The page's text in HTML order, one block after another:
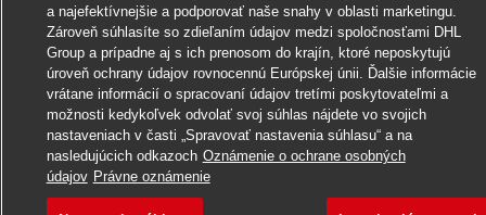
Uchádzať sa o toto pracovné miesto
a najefektívnejšie a podporovať naše snahy v oblasti marketingu.
Zároveň súhlasíte so zdieľaním údajov medzi spoločnosťami DHL
Group a prípadne aj s ich prenosom do krajín, ktoré neposkytujú
úroveň ochrany údajov rovnocennú Európskej únii. Ďalšie informácie
vrátane informácií o spracovaní údajov tretími poskytovateľmi a
možnosti kedykoľvek odvolať svoj súhlas nájdete vo svojich
nastaveniach v časti „Spravovať nastavenia súhlasu“ a na
nasledujúcich odkazoch Oznámenie o ochrane osobných
údajov Právne oznámenie